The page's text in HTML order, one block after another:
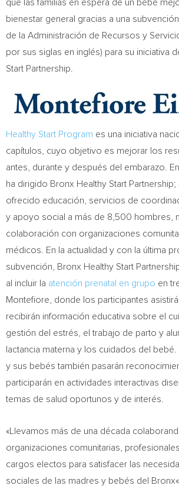
que las familias en espera de un bebé
bienestar general gracias a una
de la Administración de Recursos y
por sus siglas en inglés) para su iniciativa
Start Partnership.
Healthy Start Program es una iniciativa
capítulos, cuyo objetivo es mejorar los
antes, durante y después del embarazo.
ha dirigido Bronx Healthy Start
ofrecido educación, servicios de
y apoyo social a más de 8,500 hombres,
colaboración con organizaciones
médicos. En la actualidad y con la última
subvención, Bronx Healthy Start
al incluir la atención prenatal en grupo en
Montefiore, donde los participantes
recibirán información educativa sobre el
gestión del estrés, el trabajo de parto y
lactancia materna y los cuidados del bebé.
y sus bebés también pasarán
participarán en actividades interactivas
temas de salud oportunos y de interés.
«Llevamos más de una década
organizaciones comunitarias,
cargos electos para satisfacer las
sociales de las madres y bebés del
Bronx